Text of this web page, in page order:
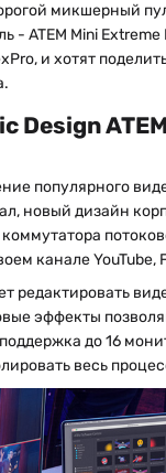
микшерный
ATEM Mini Extreme
и хотят
Design
популярного
новый дизайн
канале YouTube,
редактировать
эффекты
до 16
весь